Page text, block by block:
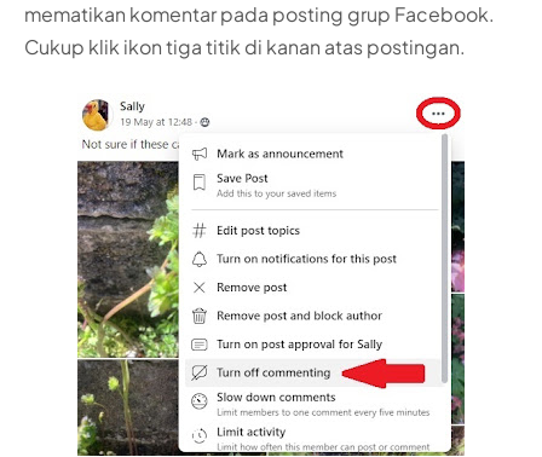
mematikan komentar pada posting grup Facebook.
Cukup klik ikon tiga titik di kanan atas postingan.